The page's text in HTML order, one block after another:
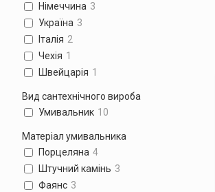
Німеччина 3
Україна 3
Італія 2
Чехія 1
Швейцарія 1
Вид сантехнічного вироба
Умивальник 10
Матеріал умивальника
Порцеляна 4
Штучний камінь 3
Фаянс 3